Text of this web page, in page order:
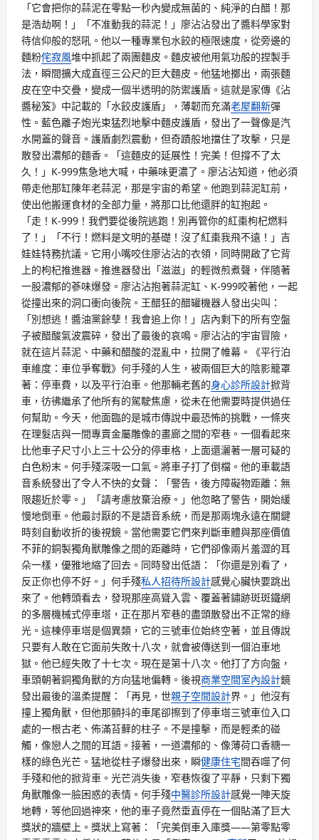
「它會把你的蒜泥在零點一秒內變成無菌的、純淨的白醋！那
是浩劫啊！」「不准動我的蒜泥！」廖沾沾發出了醬料學家對
待信仰般的怒吼。他以一種專業包水餃的極限速度，從旁邊的
麵粉侘寂風堆中抓起了兩團麵皮。麵皮被他用氣功般的捏製手
法，瞬間擴大成直徑三公尺的巨大麵皮。他猛地擲出，兩張麵
皮在空中交疊，變成一個半透明的防禦護盾。這就是家傳《沾
醬秘笈》中記載的「水餃皮護盾」，薄韌而充滿老屋翻新彈
性。藍色離子炮光束猛烈地擊中麵皮護盾，發出了一聲像是汽
水開蓋的聲音。護盾劇烈震動，但奇蹟般地擋住了攻擊，只是
散發出濃郁的麵香。「這麵皮的延展性！完美！但撐不了太
久！」K-999焦急地大喊，中藥味更濃了。廖沾沾知道，他必須
帶走他那缸陳年老蒜泥，那是宇宙的希望。他跑到蒜泥缸前，
使出他搬運食材的全部力量，將那口比他還胖的缸抱起。
「走！K-999！我們要從後院逃跑！別再管你的紅棗枸杞燃料
了！」「不行！燃料是文明的基礎！沒了紅棗我飛不遠！」吉
娃娃特務抗議。它用小嘴咬住廖沾沾的衣領，同時開啟了它背
上的枸杞推進器。推進器發出「滋滋」的輕微煎煮聲，伴隨著
一股濃郁的蔘味爆發。廖沾沾抱著蒜泥缸、K-999咬著他，一起
從撞出來的洞口衝向後院。王醋狂的醋罐機器人發出尖叫：
「別想逃！醬油黨餘孽！我會追上你！」店內剩下的所有空盤
子被醋酸氣波震碎，發出了最後的哀鳴。廖沾沾的宇宙冒險，
就在這片蒜泥、中藥和醋酸的混亂中，拉開了帷幕。《平行泊
車維度：車位爭奪戰》何手殘的人生，被兩個巨大的陰影籠罩
著：停車費，以及平行泊車。他那輛老舊的身心診所設計掀背
車，彷彿繼承了他所有的駕駛焦慮，從未在他需要時提供過任
何幫助。今天，他面臨的是城市傳說中最恐怖的挑戰，一條夾
在理髮店與一間專賣金屬雕像的畫廊之間的窄巷。一個看起來
比他車子尺寸小上三十公分的停車格，上面還灑著一層可疑的
白色粉末。何手殘深吸一口氣。將車子打了倒檔。他的車載語
音系統發出了令人不快的女聲：「警告，後方障礙物距離：無
限趨近於零。」「請考慮放棄治療。」他忽略了警告，開始緩
慢地倒車。他最討厭的不是語音系統，而是那兩塊永遠在關鍵
時刻自動收折的後視鏡。當他需要它們來判斷車體與那座價值
不菲的銅製獨角獸雕像之間的距離時，它們卻像兩片羞澀的耳
朵一樣，優雅地縮了回去。同時發出低語：「你還是別看了，
反正你也停不好。」何手殘私人招待所設計感覺心臟快要跳出
來了。他轉頭看去，發現那座高聳入雲、覆蓋著鏽跡斑斑鐵網
的多層機械式停車塔，正在那片窄巷的盡頭散發出不正常的綠
光。這棟停車塔是個異類，它的三號車位始終空著，並且傳說
只要有人敢在它面前失敗十八次，就會被傳送到一個泊車地
獄。他已經失敗了十七次。現在是第十八次。他打了方向盤，
車頭朝著銅獨角獸的方向猛地偏轉。後視商業空間室內設計鏡
發出最後的溫柔提醒：「再見，世親子空間設計界。」他沒有
撞上獨角獸，但他那顫抖的車尾卻擦到了停車塔三號車位入口
處的一根古老、佈滿苔蘚的柱子。不是撞擊，而是輕柔的碰
觸，像戀人之間的耳語。接著，一道濃郁的、像薄荷口香糖一
樣的綠色光芒。猛地從柱子爆發出來，瞬健康住宅間吞噬了何
手殘和他的掀背車。光芒消失後，窄巷恢復了平靜，只剩下獨
角獸雕像一臉困惑的表情。何手殘中醫診所設計感覺一陣天旋
地轉，等他回過神來，他的車子竟然垂直停在一個貼滿了巨大
獎狀的牆壁上。獎狀上寫著：「完美倒車入庫獎——第零點零